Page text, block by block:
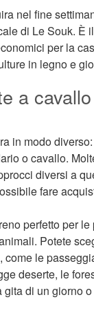
nel fine
di Le Souk. È
per la
in legno e
a
in modo
o cavallo.
diversi a
fare
perfetto per
Potete
come le
deserte, le
gita di un giorno